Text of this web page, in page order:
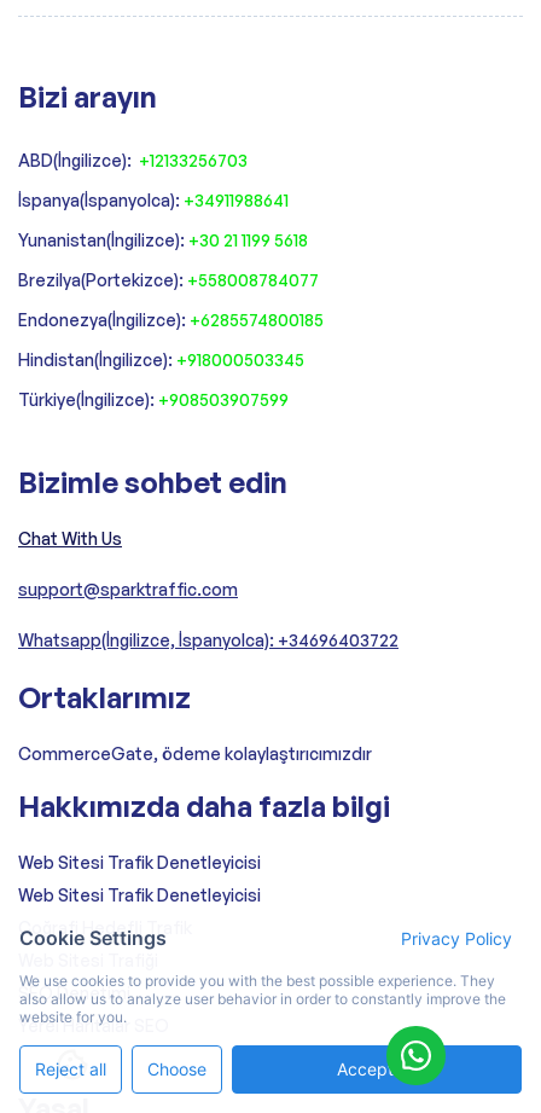
Bizi arayın
ABD(İngilizce): +12133256703
İspanya(İspanyolca): +34911988641
‍Yunanistan(İngilizce): +30 21 1199 5618
‍Brezilya(Portekizce): +558008784077‍
‍Endonezya(İngilizce): +6285574800185
Hindistan(İngilizce): +918000503345
Türkiye(İngilizce): +908503907599
Bizimle sohbet edin
Chat With Us
support@sparktraffic.com
Whatsapp(İngilizce, İspanyolca): +34696403722
Ortaklarımız
CommerceGate, ödeme kolaylaştırıcımızdır
Hakkımızda daha fazla bilgi
Web Sitesi Trafik Denetleyicisi
Web Sitesi Trafik Denetleyicisi
Coğrafi Hedefli Trafik
SEO Denetimi
Yerel Haritalar SEO
Cookie Settings Privacy Policy
We use cookies to provide you with the best possible experience. They
also allow us to analyze user behavior in order to constantly improve the
website for you.
Reject all Choose Accept All